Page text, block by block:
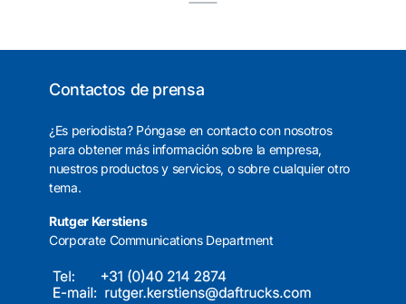
Contactos de prensa
¿Es periodista? Póngase en contacto con nosotros
para obtener más información sobre la empresa,
nuestros productos y servicios, o sobre cualquier otro
tema.
Rutger Kerstiens
Corporate Communications Department